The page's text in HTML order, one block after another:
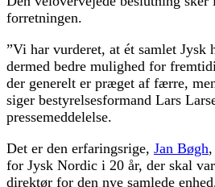
forretningen.
”Vi har vurderet, at ét samlet Jysk
dermed bedre mulighed for
der generelt er præget af færre,
siger bestyrelsesformand Lars
pressemeddelelse.
Det er den erfaringsrige, Jan Bøgh
for Jysk Nordic i 20 år, der skal
direktør for den nye samlede